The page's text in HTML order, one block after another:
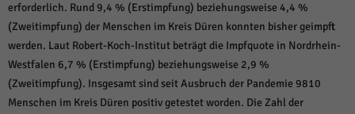
erforderlich. Rund 9,4 % (Erstimpfung) beziehungsweise 4,4 %
(Zweitimpfung) der Menschen im Kreis Düren konnten bisher geimpft
werden. Laut Robert-Koch-Institut beträgt die Impfquote in Nordrhein-
Westfalen 6,7 % (Erstimpfung) beziehungsweise 2,9 %
(Zweitimpfung). Insgesamt sind seit Ausbruch der Pandemie 9810
Menschen im Kreis Düren positiv getestet worden. Die Zahl der